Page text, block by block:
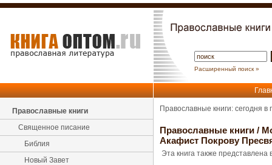
Расширенный поиск »
Православные книги
Священное писание
Библия
Новый Завет
Православные книги: сегодня
Православные книги /
Акафист Покрову
Эта книга также представлена